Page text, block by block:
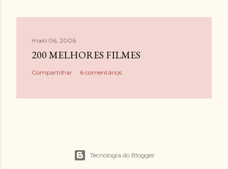
maio 06, 2006
200 MELHORES FILMES
Compartilhar 6 comentários
Tecnologia do Blogger